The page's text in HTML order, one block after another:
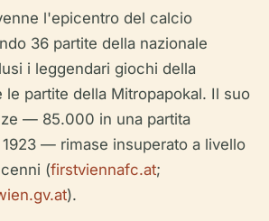
l'epicentro del calcio
36 partite della nazionale
i leggendari giochi della
partite della Mitropapokal. Il suo
— 85.000 in una partita
— rimase insuperato a livello
(firstviennafc.at;
).